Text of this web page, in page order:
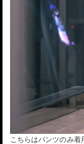
こちらはパンツのみ